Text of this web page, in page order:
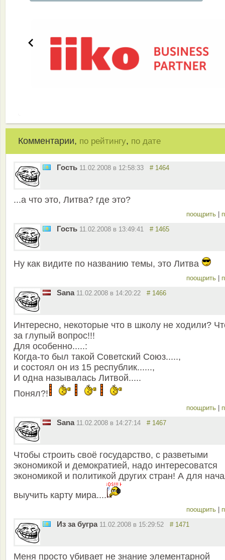
Комментарии, по рейтингу, по дате
Гость 11.02.2008 в 12:58:33 # 1464
...а что это, Литва? где это?
поощрить
Гость 11.02.2008 в 13:49:41 # 1465
Ну как видите по названию темы, это Литва
поощрить
Sana 11.02.2008 в 14:20:22 # 1466
Интересно, некоторые что в школу не ходили?
за глупый вопрос!!!
Для особенно.....:
Когда-то был такой Советский Союз.....,
и состоял он из 15 республик......,
И одна называлась Литвой.....
Понял?!
поощрить
Sana 11.02.2008 в 14:27:14 # 1467
Чтобы строить своё государство, с разветыми
экономикой и демократией, надо интересоватся
экономикой и политикой других стран! А для
выучить карту мира....
поощрить
Из за бугра 11.02.2008 в 15:29:52 # 1471
Меня просто убивает не знание элементарной